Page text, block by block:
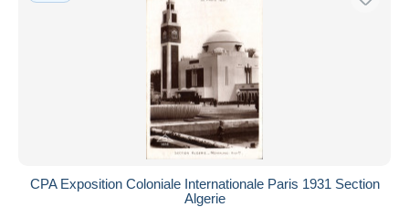
CPA Exposition Coloniale Internationale Paris 1931 Section
Algerie